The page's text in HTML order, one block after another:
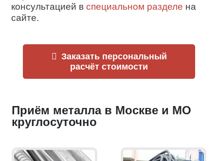
консультацией в специальном разделе на
сайте.
Заказать персональный
расчёт стоимости
Приём металла в Москве и МО
круглосуточно